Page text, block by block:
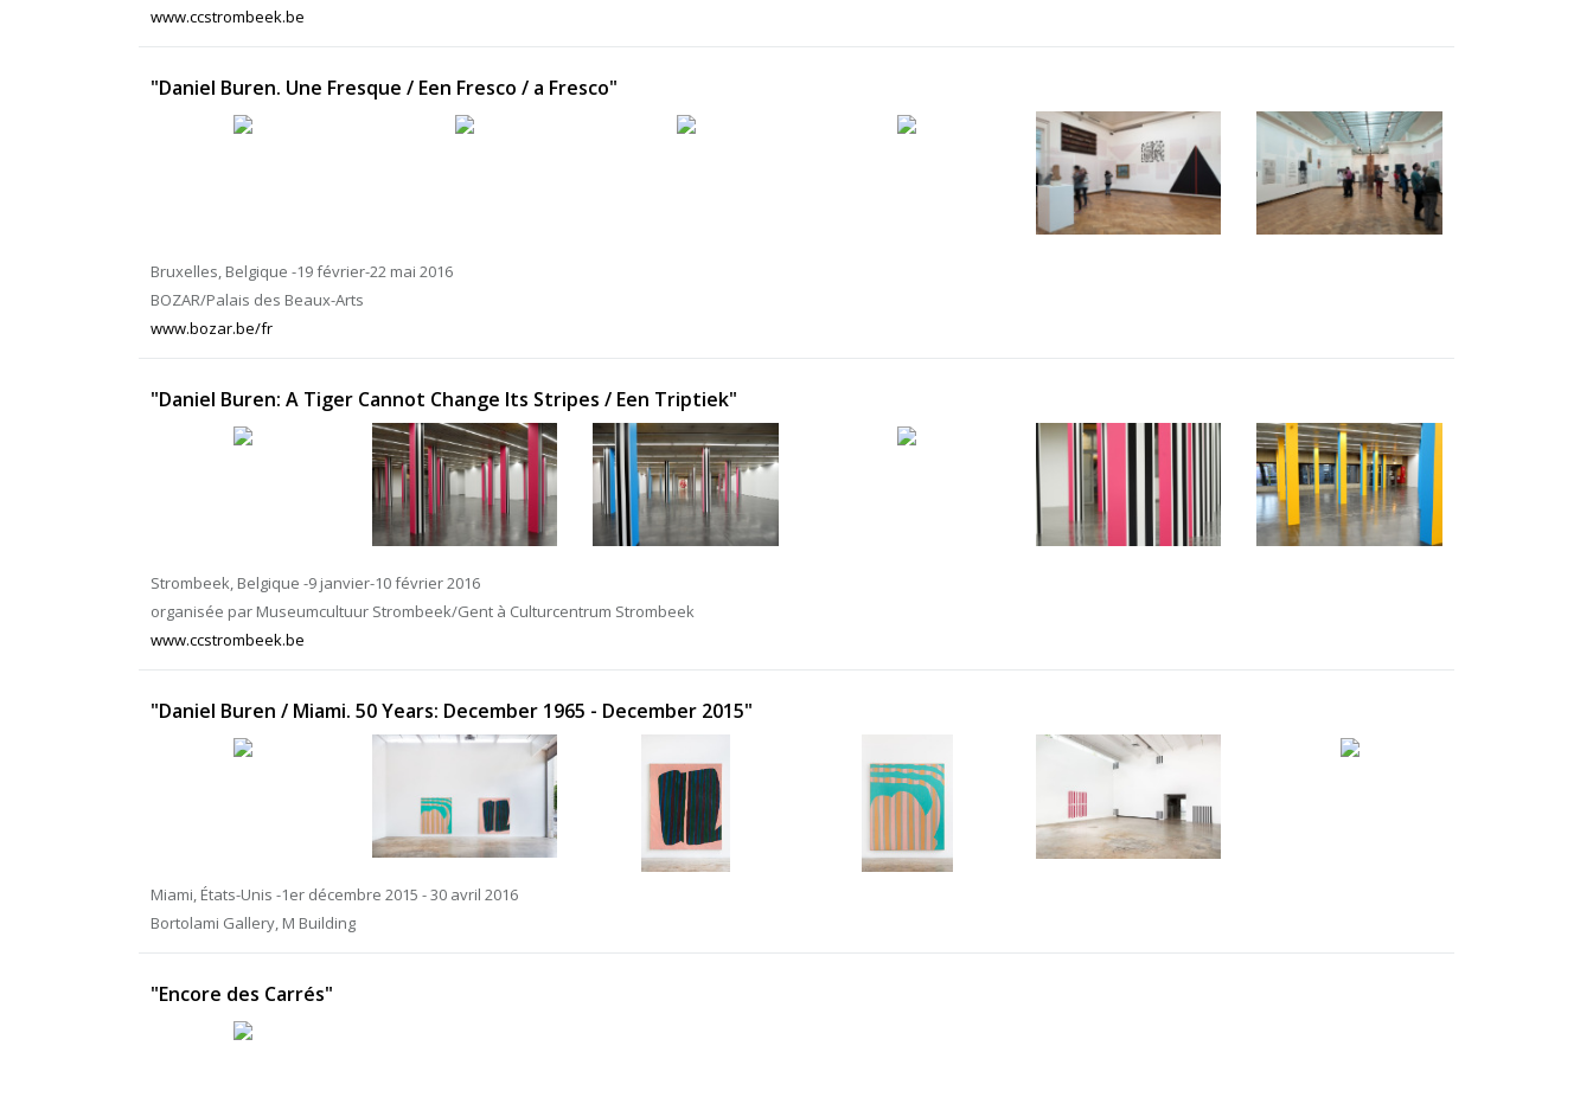
www.ccstrombeek.be
"Daniel Buren. Une Fresque / Een Fresco / a Fresco"
Bruxelles, Belgique -19 février-22 mai 2016
BOZAR/Palais des Beaux-Arts
www.bozar.be/fr
"Daniel Buren: A Tiger Cannot Change Its Stripes / Een Triptiek"
Strombeek, Belgique -9 janvier-10 février 2016
organisée par Museumcultuur Strombeek/Gent à Culturcentrum Strombeek
www.ccstrombeek.be
"Daniel Buren / Miami. 50 Years: December 1965 - December 2015"
Miami, États-Unis -1er décembre 2015 - 30 avril 2016
Bortolami Gallery, M Building
"Encore des Carrés"